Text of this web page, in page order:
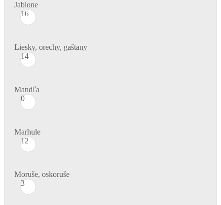
Jablone
16
Liesky, orechy, gaštany
14
Mandľa
0
Marhule
12
Moruše, oskoruše
3